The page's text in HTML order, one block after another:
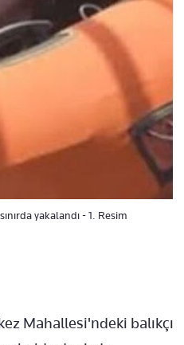
yakalandı - 1. Resim
Mahallesi'ndeki balıkçı